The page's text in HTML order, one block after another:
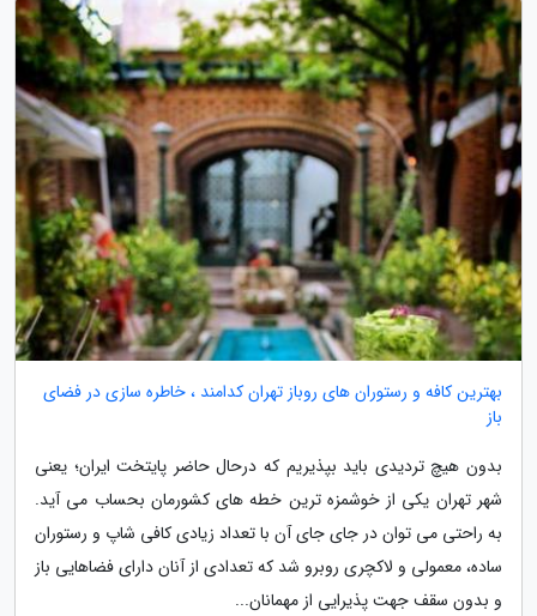
بهترین کافه و رستوران های روباز تهران کدامند ، خاطره سازی در فضای
باز
بدون هیچ تردیدی باید بپذیریم که درحال حاضر پایتخت ایران؛ یعنی
شهر تهران یکی از خوشمزه ترین خطه های کشورمان بحساب می آید.
به راحتی می توان در جای جای آن با تعداد زیادی کافی شاپ و رستوران
ساده، معمولی و لاکچری روبرو شد که تعدادی از آنان دارای فضاهایی باز
و بدون سقف جهت پذیرایی از مهمانان...